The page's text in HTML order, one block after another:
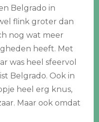
Belgrado in
flink groter dan
nog wat meer
heeft. Met
was heel sfeervol
Belgrado. Ook in
heel erg knus,
Maar ook omdat